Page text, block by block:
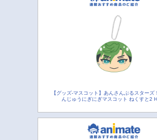
【グッズ-マスコット】あんさんぶるスターズ
んじゅうにぎにぎマスコット ねくすと2